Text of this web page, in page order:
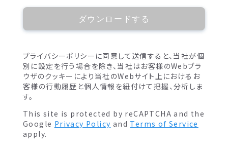
ダウンロードする
プライバシーポリシーに同意して送信すると、当社が個
別に設定を行う場合を除き、当社はお客様のWebブラ
ウザのクッキーにより当社のWebサイト上におけるお
客様の行動履歴と個人情報を紐付けて把握、分析しま
す。
This site is protected by reCAPTCHA and the
Google Privacy Policy and Terms of Service
apply.